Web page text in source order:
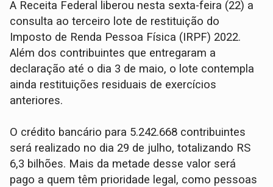
A Receita Federal liberou nesta sexta-feira (22) a
consulta ao terceiro lote de restituição do
Imposto de Renda Pessoa Física (IRPF) 2022.
Além dos contribuintes que entregaram a
declaração até o dia 3 de maio, o lote contempla
ainda restituições residuais de exercícios
anteriores.
O crédito bancário para 5.242.668 contribuintes
será realizado no dia 29 de julho, totalizando RS
6,3 bilhões. Mais da metade desse valor será
pago a quem têm prioridade legal, como pessoas